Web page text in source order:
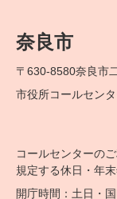
奈良市
〒630-8580奈良市
市役所コールセン
コールセンターの
規定する休日・年
開庁時間：土日・